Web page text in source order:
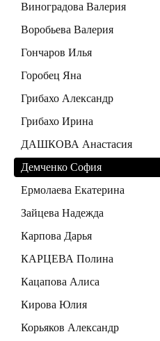
Виноградова Валерия
Воробьева Валерия
Гончаров Илья
Горобец Яна
Грибахо Александр
Грибахо Ирина
ДАШКОВА Анастасия
Демченко София
Ермолаева Екатерина
Зайцева Надежда
Карпова Дарья
КАРЦЕВА Полина
Кацапова Алиса
Кирова Юлия
Корьяков Александр